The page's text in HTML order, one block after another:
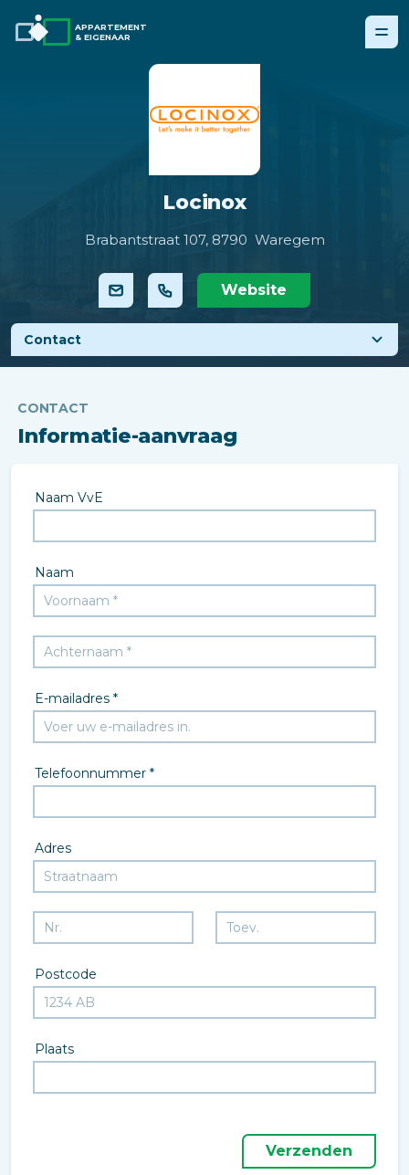
APPARTEMENT
& EIGENAAR
Locinox
Brabantstraat 107, 8790 Waregem
Website
Contact
CONTACT
Informatie-aanvraag
Naam VvE
Naam
E-mailadres *
Telefoonnummer *
Adres
Postcode
Plaats
Verzenden